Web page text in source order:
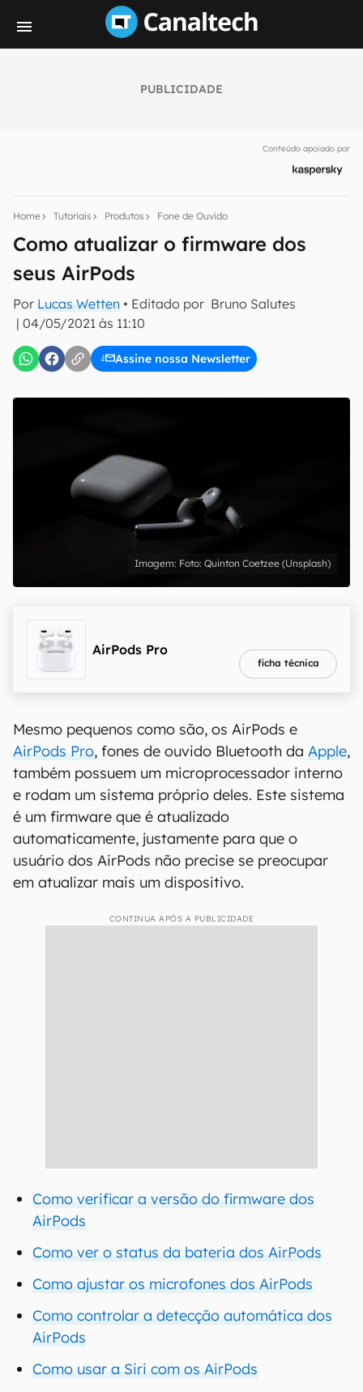
PUBLICIDADE
Conteúdo apoiado por
Home Tutoriais Produtos Fone de Ouvido
Como atualizar o firmware dos
seus AirPods
Por Lucas Wetten • Editado por Bruno Salutes
| 04/05/2021 às 11:10
Assine nossa Newsletter
notícias e reviews sobre tecnologia em primeira
Confirmo que li, aceito e concordo com os
Foto: Quinton Coetzee (Unsplash)
AirPods Pro
ficha técnica
Mesmo pequenos como são, os AirPods e
AirPods Pro, fones de ouvido Bluetooth da Apple,
também possuem um microprocessador interno
e rodam um sistema próprio deles. Este sistema
é um firmware que é atualizado
automaticamente, justamente para que o
usuário dos AirPods não precise se preocupar
em atualizar mais um dispositivo.
CONTINUA APÓS A PUBLICIDADE
Como verificar a versão do firmware dos
AirPods
Como ver o status da bateria dos AirPods
Como ajustar os microfones dos AirPods
Como controlar a detecção automática dos
AirPods
Como usar a Siri com os AirPods